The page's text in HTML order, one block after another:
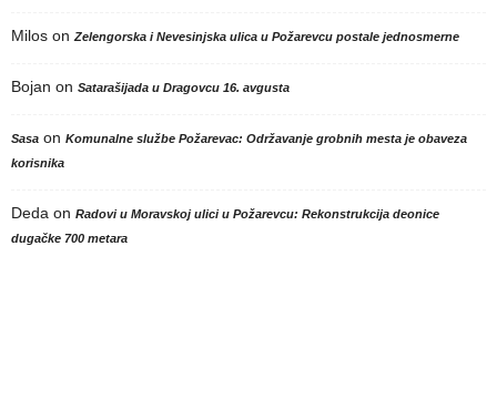
Milos on Zelengorska i Nevesinjska ulica u Požarevcu postale jednosmerne
Bojan on Satarašijada u Dragovcu 16. avgusta
Sasa on Komunalne službe Požarevac: Održavanje grobnih mesta je obaveza
korisnika
Deda on Radovi u Moravskoj ulici u Požarevcu: Rekonstrukcija deonice
dugačke 700 metara